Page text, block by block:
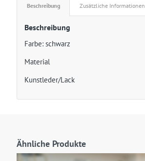
Beschreibung Zusätzliche Informationen
Beschreibung
Farbe: schwarz
Material
Kunstleder/Lack
Ähnliche Produkte